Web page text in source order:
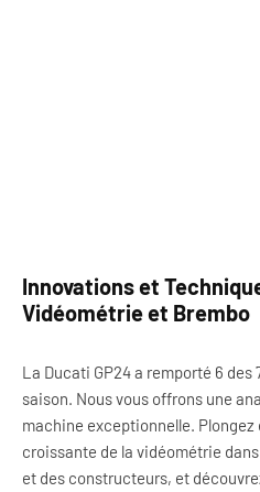
Innovations et
Vidéométrie et Brembo
La Ducati GP24 a remporté 6 des
saison. Nous vous offrons une
machine exceptionnelle. Plongez
croissante de la vidéométrie
et des constructeurs, et